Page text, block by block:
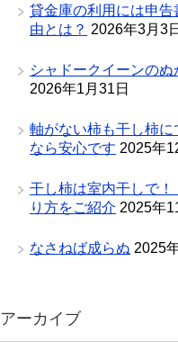
貸金庫の利用には申
由とは？ 2026年3月3日
シャドークイーンのぬ
2026年1月31日
軸がない柿も干し柿に
なら安心です 2025年
干し柿は室内干しで
り方をご紹介 2025年
なさねば成らぬ 2025
アーカイブ